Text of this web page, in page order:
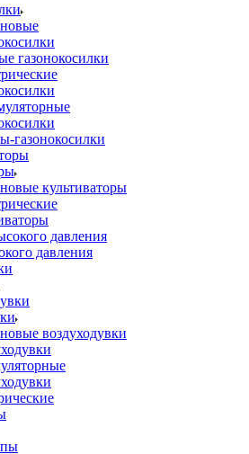
газонокосилки
газонокосилки
культиваторы
давления
воздуходувки